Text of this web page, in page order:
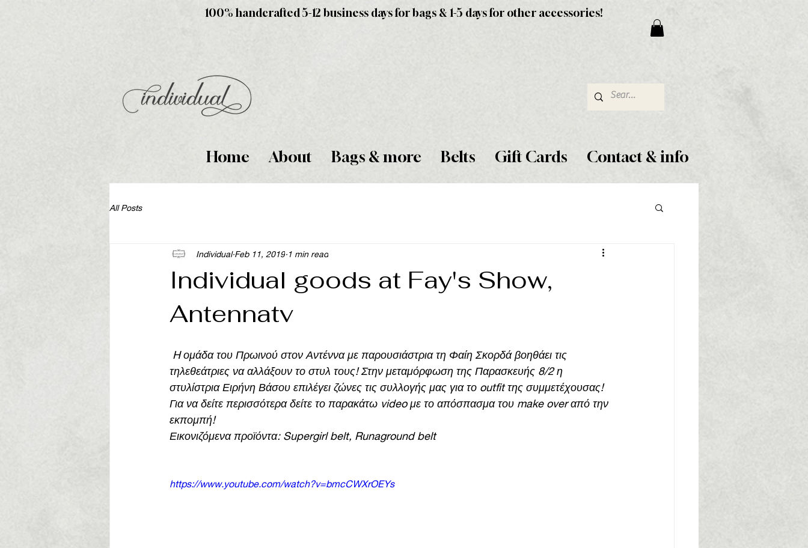
100% handcrafted 5-12 business days for bags & 1-5 days for other accessories!
Home About Bags & more Belts Gift Cards Contact & info
All Posts
Individual goods at Fay's Show,
Antennatv
Individual Feb 11, 2019 1 min read
τηλεθεάτριες να αλλάξουν το στυλ τους! Στην μεταμόρφωση της Παρασκευής 8/2 η
στυλίστρια Ειρήνη Βάσου επιλέγει ζώνες τις συλλογής μας για το outfit της συμμετέχουσας!
Για να δείτε περισσότερα δείτε το παρακάτω video με το απόσπασμα του make over από την
εκπομπή!
Εικονιζόμενα προϊόντα: Supergirl belt, Runaground belt
https://www.youtube.com/watch?v=bmcCWXrOEYs